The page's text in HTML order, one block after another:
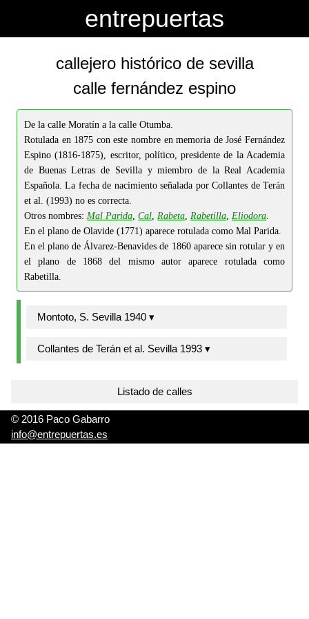
entrepuertas
callejero histórico de sevilla
calle fernández espino
De la calle Moratín a la calle Otumba.
Rotulada en 1875 con este nombre en memoria de José Fernández
Espino (1816-1875), escritor, político, presidente de la Academia
de Buenas Letras de Sevilla y miembro de la Real Academia
Española. La fecha de nacimiento señalada por Collantes de Terán
et al. (1993) no es correcta.
Otros nombres: Mal Parida, Cal, Rabeta, Rabetilla, Eliodora.
En el plano de Olavide (1771) aparece rotulada como Mal Parida.
En el plano de Álvarez-Benavides de 1860 aparece sin rotular y en
el plano de 1868 del mismo autor aparece rotulada como
Rabetilla.
Montoto, S. Sevilla 1940 ▾
Collantes de Terán et al. Sevilla 1993 ▾
Listado de calles
© 2016 Paco Gabarro
info@entrepuertas.es